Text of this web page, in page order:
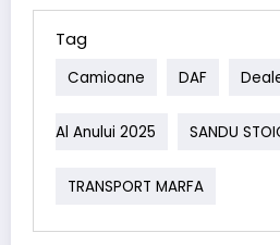
Tag
Camioane DAF
Al Anului 2025 SANDU
TRANSPORT MARFA